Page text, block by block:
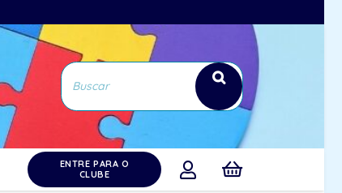
ENTRE PARA O
CLUBE